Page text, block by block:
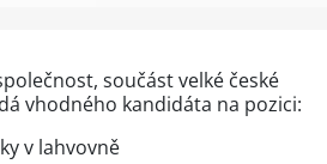
součást velké české
vhodného kandidáta na pozici:
v lahvovně